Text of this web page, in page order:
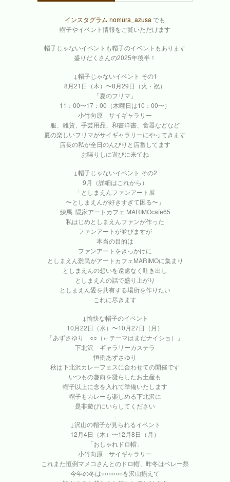
インスタグラム nomura_azusa でも
帽子やイベント情報をご覧いただけます
帽子じゃないイベントも帽子のイベントもあります
盛りだくさんの2025年後半！
↓帽子じゃないイベント その1
8月21日（木）〜8月29日（火・祝）
「夏のフリマ」
11：00〜17：00（木曜日は10：00〜）
小竹向原 サイギャラリー
服、雑貨、手芸用品、和書洋書、食器などなど
夏の楽しいフリマがサイギャラリーにやってきます
店長の私が全日のんびりと店番してます
お喋りしに遊びに来てね
↓帽子じゃないイベント その2
9月（詳細はこれから）
「としまえんファンアート展
〜としまえんが好きすぎて困る〜」
練馬 隠家アートカフェ MARIMOcafe65
私はじめとしまえんファンが作った
ファンアートが並びますが
本当の目的は
ファンアートをきっかけに
としまえん難民がアートカフェMARIMOに集まり
としまえんの想いを遠慮なく吐き出し
としまえんの話で盛り上がり
としまえん愛を共有する場所を作りたい
これに尽きます
↓愉快な帽子のイベント
10月22日（水）〜10月27日（月）
「あずさゆり ○○（←テーマはまだナイショ）」
下北沢 ギャラリーカステラ
恒例あずさゆり
秋は下北沢カレーフェスに合わせての開催です
いつもの趣向を凝らしたお土産も
帽子以上に念を入れて準備いたします
帽子もカレーも楽しめる下北沢に
是非遊びにいらしてください
.
↓沢山の帽子が見られるイベント
12月4日（木）〜12月8日（月）
「おしゃれドロ帽」
小竹向原 サイギャラリー
これまた恒例マメコさんとのドロ帽、昨冬はベレー祭
今年の冬は○○○○○○を沢山揃えて